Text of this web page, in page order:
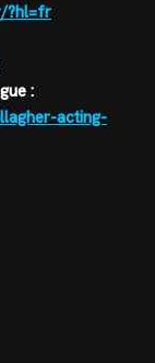
?hl=fr
:
acting-